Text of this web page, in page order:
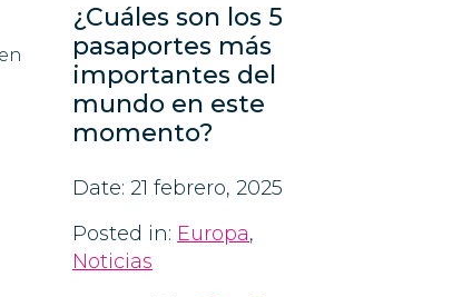
¿Cuáles son los 5
pasaportes más
importantes del
mundo en este
momento?
Date: 21 febrero, 2025
Posted in: Europa,
Noticias